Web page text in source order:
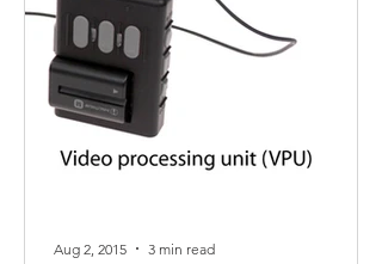
Aug 2, 2015 3 min read